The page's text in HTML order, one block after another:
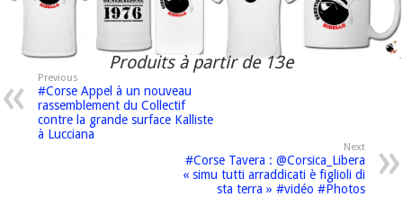
Produits à partir de 13e
Previous
#Corse Appel à un nouveau
rassemblement du Collectif
contre la grande surface Kalliste
à Lucciana
Next
#Corse Tavera : @Corsica_Libera
« simu tutti arraddicati è figlioli di
sta terra » #vidéo #Photos